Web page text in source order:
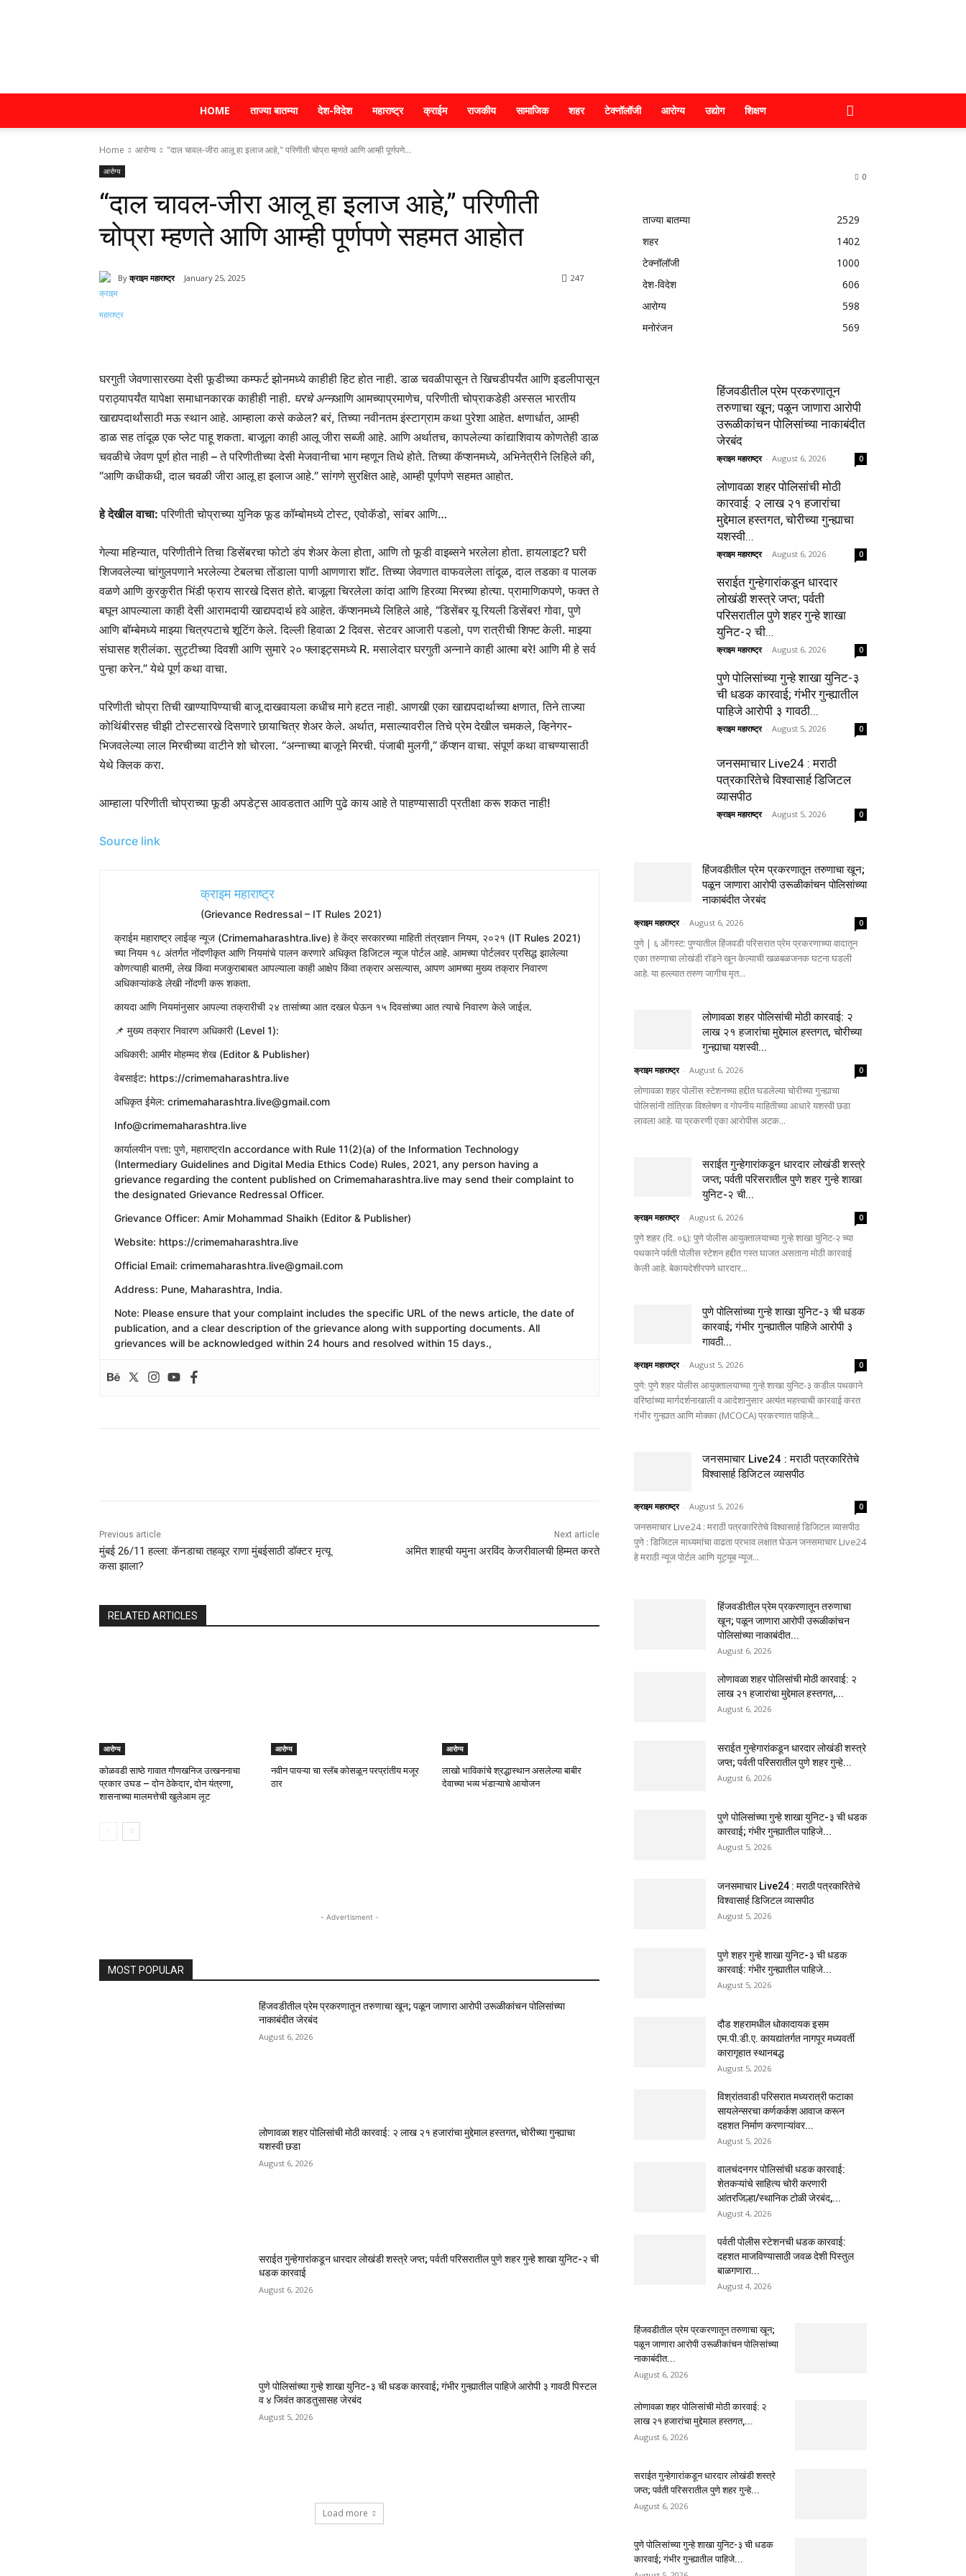
क्राइम
HOME ताज्या बातम्या देश-विदेश महाराष्ट्र क्राईम राजकीय सामाजिक शहर टेक्नॉलॉजी आरोग्य उद्योग शिक्षण
Home आरोग्य "दाल चावल-जीरा आलू हा इलाज आहे," परिणीती चोप्रा म्हणते आणि आम्ही पूर्णपणे...
आरोग्य
“दाल चावल-जीरा आलू हा इलाज आहे,” परिणीती
चोप्रा म्हणते आणि आम्ही पूर्णपणे सहमत आहोत
By क्राइम महाराष्ट्र January 25, 2025 247
घरगुती जेवणासारख्या देसी फूडीच्या कम्फर्ट झोनमध्ये काहीही हिट होत नाही. डाळ चवळीपासून ते खिचडीपर्यंत आणि इडलीपासून
पराठ्यापर्यंत यापेक्षा समाधानकारक काहीही नाही. घरचे अन्नआणि आमच्याप्रमाणेच, परिणीती चोप्राकडेही अस्सल भारतीय
खाद्यपदार्थांसाठी मऊ स्थान आहे. आम्हाला कसे कळेल? बरं, तिच्या नवीनतम इंस्टाग्राम कथा पुरेशा आहेत. क्षणार्धात, आम्ही
डाळ सह तांदूळ एक प्लेट पाहू शकता. बाजूला काही आलू जीरा सब्जी आहे. आणि अर्थातच, कापलेल्या कांद्याशिवाय कोणतेही डाळ
चवळीचे जेवण पूर्ण होत नाही – ते परिणीतीच्या देसी मेजवानीचा भाग म्हणून तिथे होते. तिच्या कॅप्शनमध्ये, अभिनेत्रीने लिहिले की,
“आणि कधीकधी, दाल चवळी जीरा आलू हा इलाज आहे.” सांगणे सुरक्षित आहे, आम्ही पूर्णपणे सहमत आहोत.
हे देखील वाचा:परिणीती चोप्राच्या युनिक फूड कॉम्बोमध्ये टोस्ट, एवोकॅडो, सांबर आणि…
गेल्या महिन्यात, परिणीतीने तिचा डिसेंबरचा फोटो डंप शेअर केला होता, आणि तो फूडी वाइब्सने भरलेला होता. हायलाइट? घरी
शिजवलेल्या चांगुलपणाने भरलेल्या टेबलचा तोंडाला पाणी आणणारा शॉट. तिच्या जेवणात वाफवलेला तांदूळ, दाल तडका व पालक
वळणे आणि कुरकुरीत भिंडी फ्राय सारखे दिसत होते. बाजूला चिरलेला कांदा आणि हिरव्या मिरच्या होत्या. प्रामाणिकपणे, फक्त ते
बघून आपल्याला काही देसी आरामदायी खाद्यपदार्थ हवे आहेत. कॅप्शनमध्ये लिहिले आहे, “डिसेंबर यू रियली डिसेंबर! गोवा, पुणे
आणि बॉम्बेमध्ये माझ्या चित्रपटाचे शूटिंग केले. दिल्ली हिवाळा 2 दिवस. सेटवर आजारी पडलो, पण रात्रीची शिफ्ट केली. माझ्या
संघासह श्रीलंका. सुट्टीच्या दिवशी आणि सुमारे २० फ्लाइट्समध्ये R. मसालेदार घरगुती अन्नाने काही आत्मा बरे! आणि मी हे सर्व
पुन्हा करेन.” येथे पूर्ण कथा वाचा.
परिणीती चोप्रा तिची खाण्यापिण्याची बाजू दाखवायला कधीच मागे हटत नाही. आणखी एका खाद्यपदार्थाच्या क्षणात, तिने ताज्या
कोथिंबीरसह चीझी टोस्टसारखे दिसणारे छायाचित्र शेअर केले. अर्थात, मसाल्यावरील तिचे प्रेम देखील चमकले, व्हिनेगर-
भिजवलेल्या लाल मिरचीच्या वाटीने शो चोरला. “अन्नाच्या बाजूने मिरची. पंजाबी मुलगी,” कॅप्शन वाचा. संपूर्ण कथा वाचण्यासाठी
येथे क्लिक करा.
आम्हाला परिणीती चोप्राच्या फूडी अपडेट्स आवडतात आणि पुढे काय आहे ते पाहण्यासाठी प्रतीक्षा करू शकत नाही!
Source link
क्राइम महाराष्ट्र
(Grievance Redressal – IT Rules 2021)
​क्राईम महाराष्ट्र लाईव्ह न्यूज (Crimemaharashtra.live) हे केंद्र सरकारच्या माहिती तंत्रज्ञान नियम, २०२१ (IT Rules 2021)
च्या नियम १८ अंतर्गत नोंदणीकृत आणि नियमांचे पालन करणारे अधिकृत डिजिटल न्यूज पोर्टल आहे. आमच्या पोर्टलवर प्रसिद्ध झालेल्या
कोणत्याही बातमी, लेख किंवा मजकुराबाबत आपल्याला काही आक्षेप किंवा तक्रार असल्यास, आपण आमच्या मुख्य तक्रार निवारण
अधिकाऱ्यांकडे लेखी नोंदणी करू शकता.
​कायदा आणि नियमांनुसार आपल्या तक्रारीची २४ तासांच्या आत दखल घेऊन १५ दिवसांच्या आत त्याचे निवारण केले जाईल.
​📌 मुख्य तक्रार निवारण अधिकारी (Level 1):
​अधिकारी: आमीर मोहम्मद शेख (Editor & Publisher)
​वेबसाईट: https://crimemaharashtra.live
​अधिकृत ईमेल: crimemaharashtra.live@gmail.com
Info@crimemaharashtra.live
​कार्यालयीन पत्ता: पुणे, महाराष्ट्रIn accordance with Rule 11(2)(a) of the Information Technology
(Intermediary Guidelines and Digital Media Ethics Code) Rules, 2021, any person having a
grievance regarding the content published on Crimemaharashtra.live may send their complaint to
the designated Grievance Redressal Officer.
​Grievance Officer: Amir Mohammad Shaikh (Editor & Publisher)
​Website: https://crimemaharashtra.live
​Official Email: crimemaharashtra.live@gmail.com
​Address: Pune, Maharashtra, India.
​Note: Please ensure that your complaint includes the specific URL of the news article, the date of
publication, and a clear description of the grievance along with supporting documents. All
grievances will be acknowledged within 24 hours and resolved within 15 days.,
Previous article
मुंबई 26/11 हल्ला: कॅनडाचा तहव्वूर राणा मुंबईसाठी डॉक्टर मृत्यू
कसा झाला?
Next article
अमित शाहची यमुना अरविंद केजरीवालची हिम्मत करते
RELATED ARTICLES
आरोग्य
कोळवडी साष्ठे गावात गौणखनिज उत्खननाचा
प्रकार उघड – दोन ठेकेदार, दोन यंत्रणा,
शासनाच्या मालमत्तेची खुलेआम लूट
आरोग्य
नवीन पायऱ्या चा स्लॅब कोसळून परप्रांतीय मजूर
ठार
आरोग्य
लाखो भाविकांचे श्रद्धास्थान असलेल्या बाबीर
देवाच्या भव्य भंडाऱ्याचे आयोजन
- Advertisment -
MOST POPULAR
हिंजवडीतील प्रेम प्रकरणातून तरुणाचा खून; पळून जाणारा आरोपी उरूळीकांचन पोलिसांच्या
नाकाबंदीत जेरबंद
August 6, 2026
लोणावळा शहर पोलिसांची मोठी कारवाई: २ लाख २१ हजारांचा मुद्देमाल हस्तगत, चोरीच्या गुन्ह्याचा
यशस्वी छडा
August 6, 2026
सराईत गुन्हेगारांकडून धारदार लोखंडी शस्त्रे जप्त; पर्वती परिसरातील पुणे शहर गुन्हे शाखा युनिट-२ ची
धडक कारवाई
August 6, 2026
पुणे पोलिसांच्या गुन्हे शाखा युनिट-३ ची धडक कारवाई; गंभीर गुन्ह्यातील पाहिजे आरोपी ३ गावठी पिस्टल
व ४ जिवंत काडतुसासह जेरबंद
August 5, 2026
Load more
0
ताज्या बातम्या
2529
शहर
1402
टेक्नॉलॉजी
1000
देश-विदेश
606
आरोग्य
598
मनोरंजन
569
हिंजवडीतील प्रेम प्रकरणातून
तरुणाचा खून; पळून जाणारा आरोपी
उरूळीकांचन पोलिसांच्या नाकाबंदीत
जेरबंद
क्राइम महाराष्ट्र - August 6, 2026 0
लोणावळा शहर पोलिसांची मोठी
कारवाई: २ लाख २१ हजारांचा
मुद्देमाल हस्तगत, चोरीच्या गुन्ह्याचा
यशस्वी...
क्राइम महाराष्ट्र - August 6, 2026 0
सराईत गुन्हेगारांकडून धारदार
लोखंडी शस्त्रे जप्त; पर्वती
परिसरातील पुणे शहर गुन्हे शाखा
युनिट-२ ची...
क्राइम महाराष्ट्र - August 6, 2026 0
पुणे पोलिसांच्या गुन्हे शाखा युनिट-३
ची धडक कारवाई; गंभीर गुन्ह्यातील
पाहिजे आरोपी ३ गावठी...
क्राइम महाराष्ट्र - August 5, 2026 0
जनसमाचार Live24 : मराठी
पत्रकारितेचे विश्वासार्ह डिजिटल
व्यासपीठ
क्राइम महाराष्ट्र - August 5, 2026 0
हिंजवडीतील प्रेम प्रकरणातून तरुणाचा खून;
पळून जाणारा आरोपी उरूळीकांचन पोलिसांच्या
नाकाबंदीत जेरबंद
क्राइम महाराष्ट्र - August 6, 2026 0
​पुणे | ६ ऑगस्ट: पुण्यातील हिंजवडी परिसरात प्रेम प्रकरणाच्या वादातून
एका तरुणाचा लोखंडी रॉडने खून केल्याची खळबळजनक घटना घडली
आहे. या हल्ल्यात तरुण जागीच मृत...
लोणावळा शहर पोलिसांची मोठी कारवाई: २
लाख २१ हजारांचा मुद्देमाल हस्तगत, चोरीच्या
गुन्ह्याचा यशस्वी...
क्राइम महाराष्ट्र - August 6, 2026 0
​लोणावळा शहर पोलीस स्टेशनच्या हद्दीत घडलेल्या चोरीच्या गुन्ह्याचा
पोलिसांनी तांत्रिक विश्लेषण व गोपनीय माहितीच्या आधारे यशस्वी छडा
लावला आहे. या प्रकरणी एका आरोपीस अटक...
सराईत गुन्हेगारांकडून धारदार लोखंडी शस्त्रे
जप्त; पर्वती परिसरातील पुणे शहर गुन्हे शाखा
युनिट-२ ची...
क्राइम महाराष्ट्र - August 6, 2026 0
पुणे शहर (दि. ०६): पुणे पोलीस आयुक्तालयाच्या गुन्हे शाखा युनिट-२ च्या
पथकाने पर्वती पोलीस स्टेशन हद्दीत गस्त घाजत असताना मोठी कारवाई
केली आहे. बेकायदेशीरपणे धारदार...
पुणे पोलिसांच्या गुन्हे शाखा युनिट-३ ची धडक
कारवाई; गंभीर गुन्ह्यातील पाहिजे आरोपी ३
गावठी...
क्राइम महाराष्ट्र - August 5, 2026 0
पुणे: पुणे शहर पोलीस आयुक्तालयाच्या गुन्हे शाखा युनिट-३ कडील पथकाने
वरिष्ठांच्या मार्गदर्शनाखाली व आदेशानुसार अत्यंत महत्त्वाची कारवाई करत
गंभीर गुन्ह्यात आणि मोक्का (MCOCA) प्रकरणात पाहिजे...
जनसमाचार Live24 : मराठी पत्रकारितेचे
विश्वासार्ह डिजिटल व्यासपीठ
क्राइम महाराष्ट्र - August 5, 2026 0
जनसमाचार Live24 : मराठी पत्रकारितेचे विश्वासार्ह डिजिटल व्यासपीठ
पुणे : डिजिटल माध्यमांचा वाढता प्रभाव लक्षात घेऊन जनसमाचार Live24
हे मराठी न्यूज पोर्टल आणि यूट्यूब न्यूज...
हिंजवडीतील प्रेम प्रकरणातून तरुणाचा
खून; पळून जाणारा आरोपी उरूळीकांचन
पोलिसांच्या नाकाबंदीत...
August 6, 2026
लोणावळा शहर पोलिसांची मोठी कारवाई: २
लाख २१ हजारांचा मुद्देमाल हस्तगत,...
August 6, 2026
सराईत गुन्हेगारांकडून धारदार लोखंडी शस्त्रे
जप्त; पर्वती परिसरातील पुणे शहर गुन्हे...
August 6, 2026
पुणे पोलिसांच्या गुन्हे शाखा युनिट-३ ची धडक
कारवाई; गंभीर गुन्ह्यातील पाहिजे...
August 5, 2026
जनसमाचार Live24 : मराठी पत्रकारितेचे
विश्वासार्ह डिजिटल व्यासपीठ
August 5, 2026
पुणे शहर गुन्हे शाखा युनिट-३ ची धडक
कारवाई: गंभीर गुन्ह्यातील पाहिजे...
August 5, 2026
दौड शहरामधील धोकादायक इसम
एम.पी.डी.ए. कायद्यांतर्गत नागपूर मध्यवर्ती
कारागृहात स्थानबद्ध
August 5, 2026
विश्रांतवाडी परिसरात मध्यरात्री फटाका
सायलेन्सरचा कर्णकर्कश आवाज करून
दहशत निर्माण करणाऱ्यांवर...
August 5, 2026
वालचंदनगर पोलिसांची धडक कारवाई:
शेतकऱ्यांचे साहित्य चोरी करणारी
आंतरजिल्हा/स्थानिक टोळी जेरबंद,...
August 4, 2026
पर्वती पोलीस स्टेशनची धडक कारवाई:
दहशत माजविण्यासाठी जवळ देशी पिस्तुल
बाळगणारा...
August 4, 2026
हिंजवडीतील प्रेम प्रकरणातून तरुणाचा खून;
पळून जाणारा आरोपी उरूळीकांचन पोलिसांच्या
नाकाबंदीत...
August 6, 2026
लोणावळा शहर पोलिसांची मोठी कारवाई: २
लाख २१ हजारांचा मुद्देमाल हस्तगत,...
August 6, 2026
सराईत गुन्हेगारांकडून धारदार लोखंडी शस्त्रे
जप्त; पर्वती परिसरातील पुणे शहर गुन्हे...
August 6, 2026
पुणे पोलिसांच्या गुन्हे शाखा युनिट-३ ची धडक
कारवाई; गंभीर गुन्ह्यातील पाहिजे...